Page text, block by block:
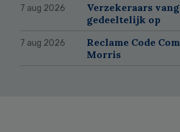
7 aug 2026
Verzekeraars
gedeeltelijk op
7 aug 2026
Reclame Code
Morris